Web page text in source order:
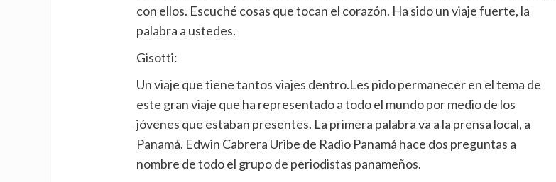
con ellos. Escuché cosas que tocan el corazón. Ha sido un viaje fuerte, la
palabra a ustedes.
Gisotti:
Un viaje que tiene tantos viajes dentro.Les pido permanecer en el tema de
este gran viaje que ha representado a todo el mundo por medio de los
jóvenes que estaban presentes. La primera palabra va a la prensa local, a
Panamá. Edwin Cabrera Uribe de Radio Panamá hace dos preguntas a
nombre de todo el grupo de periodistas panameños.